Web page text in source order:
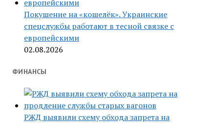
Покушение на «кошелёк». Украинские
спецслужбы работают в тесной связке с
европейскими
02.08.2026
ФИНАНСЫ
РЖД выявили схему обхода запрета на